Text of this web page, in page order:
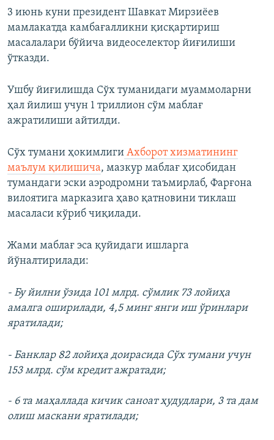
3 июнь куни президент ​Шавкат Мирзиёев
мамлакатда камбағалликни қисқартириш
масалалари бўйича видеоселектор йиғилиши
ўтказди.
Ушбу йиғилишда Сўх туманидаги муаммоларни
ҳал йилиш учун 1 триллион сўм маблағ
ажратилиши айтилди.
Сўх тумани ҳокимлиги Ахборот хизматининг
маълум қилишича, мазкур маблағ ҳисобидан
тумандаги эски аэродромни таъмирлаб, Фарғона
вилоятига марказига ҳаво қатновини тиклаш
масаласи кўриб чиқилади.
Жами маблағ эса қуйидаги ишларга
йўналтирилади:
- Бу йилни ўзида 101 млрд. сўмлик 73 лойиҳа
амалга оширилади, 4,5 минг янги иш ўринлари
яратилади;
- Банклар 82 лойиҳа доирасида Сўх тумани учун
153 млрд. сўм кредит ажратади;
- 6 та маҳаллада кичик саноат ҳудудлари, 3 та дам
олиш маскани яратилади;